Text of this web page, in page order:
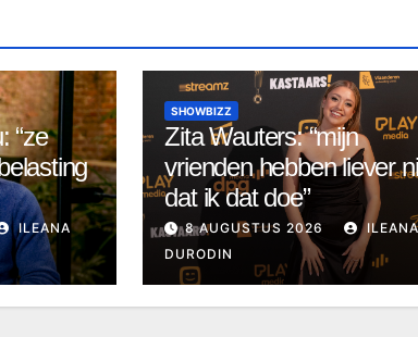
“ze
ILEANA
SHOWBIZZ
Zita Wauters: “mijn
vrienden hebben liever
dat ik dat doe”
8 AUGUSTUS 2026
DURODIN